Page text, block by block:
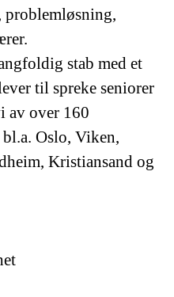
stab med et
til spreke seniorer
av over 160
Oslo, Viken,
Kristiansand og